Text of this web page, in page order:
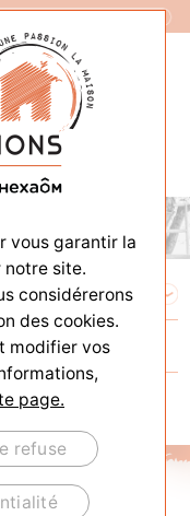
vous garantir la
notre site.
considérerons
des cookies.
modifier vos
page.
refuse